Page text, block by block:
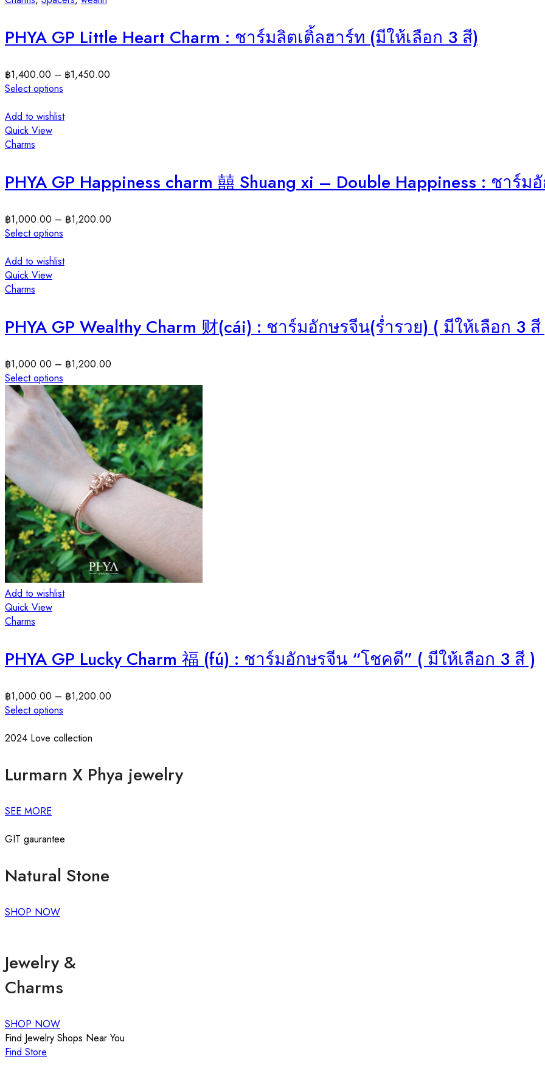
PHYA GP Little Heart Charm : ชาร์มลิตเติ้ลฮาร์ท (มีให้เลือก 3 สี)
฿1,400.00 – ฿1,450.00
Select options
Add to wishlist
Quick View
Charms
PHYA GP Happiness charm 囍 Shuang xi – Double Happiness : ชาร์
฿1,000.00 – ฿1,200.00
Select options
Add to wishlist
Quick View
Charms
PHYA GP Wealthy Charm 财(cái) : ชาร์มอักษรจีน(ร่ำรวย) ( มีให้เลือก 3
฿1,000.00 – ฿1,200.00
Select options
Add to wishlist
Quick View
Charms
PHYA GP Lucky Charm 福 (fú) : ชาร์มอักษรจีน “โชคดี” ( มีให้เลือก 3 สี )
฿1,000.00 – ฿1,200.00
Select options
2024 Love collection
Lurmarn X Phya jewelry
SEE MORE
GIT gaurantee
Natural Stone
SHOP NOW
Jewelry &
Charms
SHOP NOW
Find Jewelry Shops Near You
Find Store